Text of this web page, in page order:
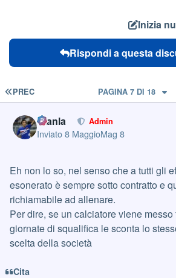
Inizia
Rispondi a questa
PRIMA PAGINA
PREC PAGINA 7 DI 18
Gianla Admin
Inviato8 MaggioMag 8
Eh non lo so, nel senso che a tutti gli
esonerato è sempre sotto contratto e
richiamabile ad allenare.
Per dire, se un calciatore viene
giornate di squalifica le sconta lo
scelta della società
Cita